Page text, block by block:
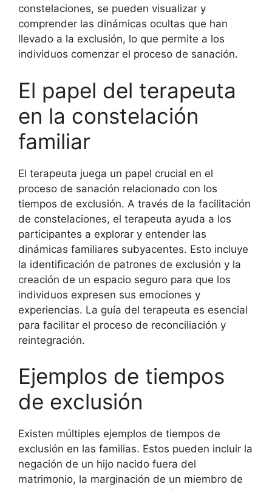
constelaciones, se pueden visualizar y
comprender las dinámicas ocultas que han
llevado a la exclusión, lo que permite a los
individuos comenzar el proceso de sanación.
El papel del terapeuta
en la constelación
familiar
El terapeuta juega un papel crucial en el
proceso de sanación relacionado con los
tiempos de exclusión. A través de la facilitación
de constelaciones, el terapeuta ayuda a los
participantes a explorar y entender las
dinámicas familiares subyacentes. Esto incluye
la identificación de patrones de exclusión y la
creación de un espacio seguro para que los
individuos expresen sus emociones y
experiencias. La guía del terapeuta es esencial
para facilitar el proceso de reconciliación y
reintegración.
Ejemplos de tiempos
de exclusión
Existen múltiples ejemplos de tiempos de
exclusión en las familias. Estos pueden incluir la
negación de un hijo nacido fuera del
matrimonio, la marginación de un miembro de